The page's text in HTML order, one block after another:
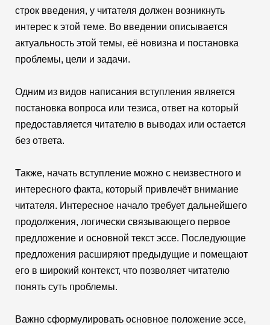
строк введения, у читателя должен возникнуть
интерес к этой теме. Во введении описывается
актуальность этой темы, её новизна и постановка
проблемы, цели и задачи.
Одним из видов написания вступления является
постановка вопроса или тезиса, ответ на который
предоставляется читателю в выводах или остается
без ответа.
Также, начать вступление можно с неизвестного и
интересного факта, который привлечёт внимание
читателя. Интересное начало требует дальнейшего
продолжения, логически связывающего первое
предложение и основной текст эссе. Последующие
предложения расширяют предыдущие и помещают
его в широкий контекст, что позволяет читателю
понять суть проблемы.
Важно сформулировать основное положение эссе,